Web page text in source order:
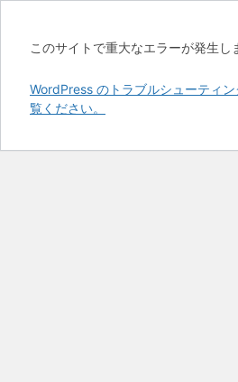
このサイトで重大なエラーが発生し
WordPress のトラブルシューティ
覧ください。